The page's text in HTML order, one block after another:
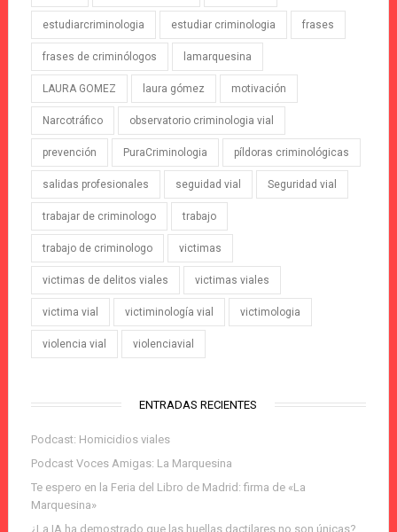
estudiarcriminologia estudiar criminologia frases
frases de criminólogos lamarquesina
LAURA GOMEZ laura gómez motivación
Narcotráfico observatorio criminologia vial
prevención PuraCriminologia píldoras criminológicas
salidas profesionales seguidad vial Seguridad vial
trabajar de criminologo trabajo
trabajo de criminologo victimas
victimas de delitos viales victimas viales
victima vial victiminología vial victimologia
violencia vial violenciavial
ENTRADAS RECIENTES
Podcast: Homicidios viales
Podcast Voces Amigas: La Marquesina
Te espero en la Feria del Libro de Madrid: firma de «La
Marquesina»
¿La IA ha demostrado que las huellas dactilares no son únicas?